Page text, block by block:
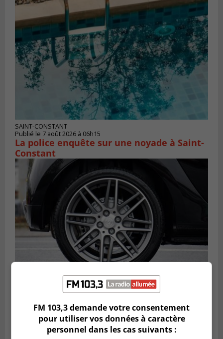
SAINT-CONSTANT
Publié le 7 août 2026 à 06h15
La police enquête sur une noyade à Saint-
Constant
Publié le 6 août 2026 à 11h58
Des jeunes ciblent la Montérégie pour
le Défi écrou de roue
FM 103,3 demande votre consentement
pour utiliser vos données à caractère
personnel dans les cas suivants :